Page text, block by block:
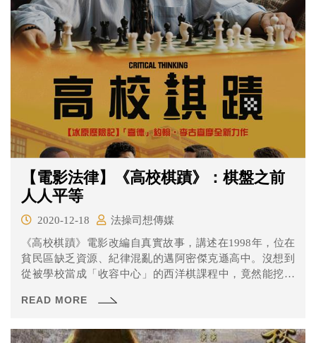
【電影法律】《高校棋蹟》：棋盤之前
人人平等
2020-12-18
法操司想傳媒
《高校棋蹟》電影改編自真實故事，講述在1998年，位在
貧民區缺乏資源、紀律混亂的邁阿密傑克遜高中。沒想到
從被學校當成「收容中心」的西洋棋課程中，竟然能挖掘
中一路過關斬將，闖入全國西洋棋錦標賽爭奪冠軍獎盃。
READ MORE